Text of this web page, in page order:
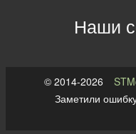
Наши
© 2014-2026
Заметили